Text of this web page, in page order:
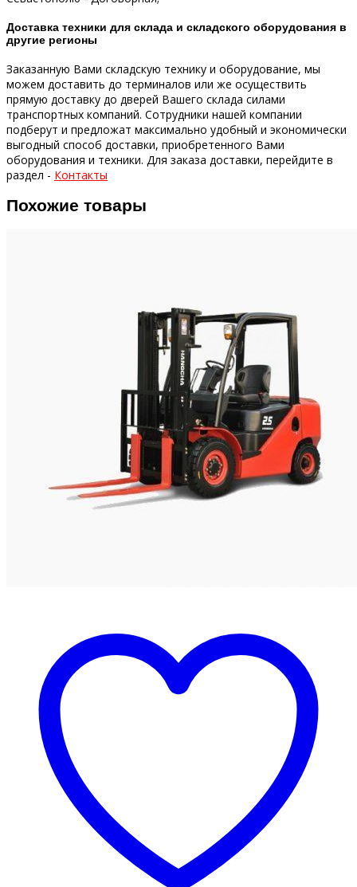
Доставка техники для склада и складского оборудования в
другие регионы
Заказанную Вами складскую технику и оборудование, мы
можем доставить до терминалов или же осуществить
прямую доставку до дверей Вашего склада силами
транспортных компаний. Сотрудники нашей компании
подберут и предложат максимально удобный и экономически
выгодный способ доставки, приобретенного Вами
оборудования и техники. Для заказа доставки, перейдите в
раздел - Контакты
Похожие товары